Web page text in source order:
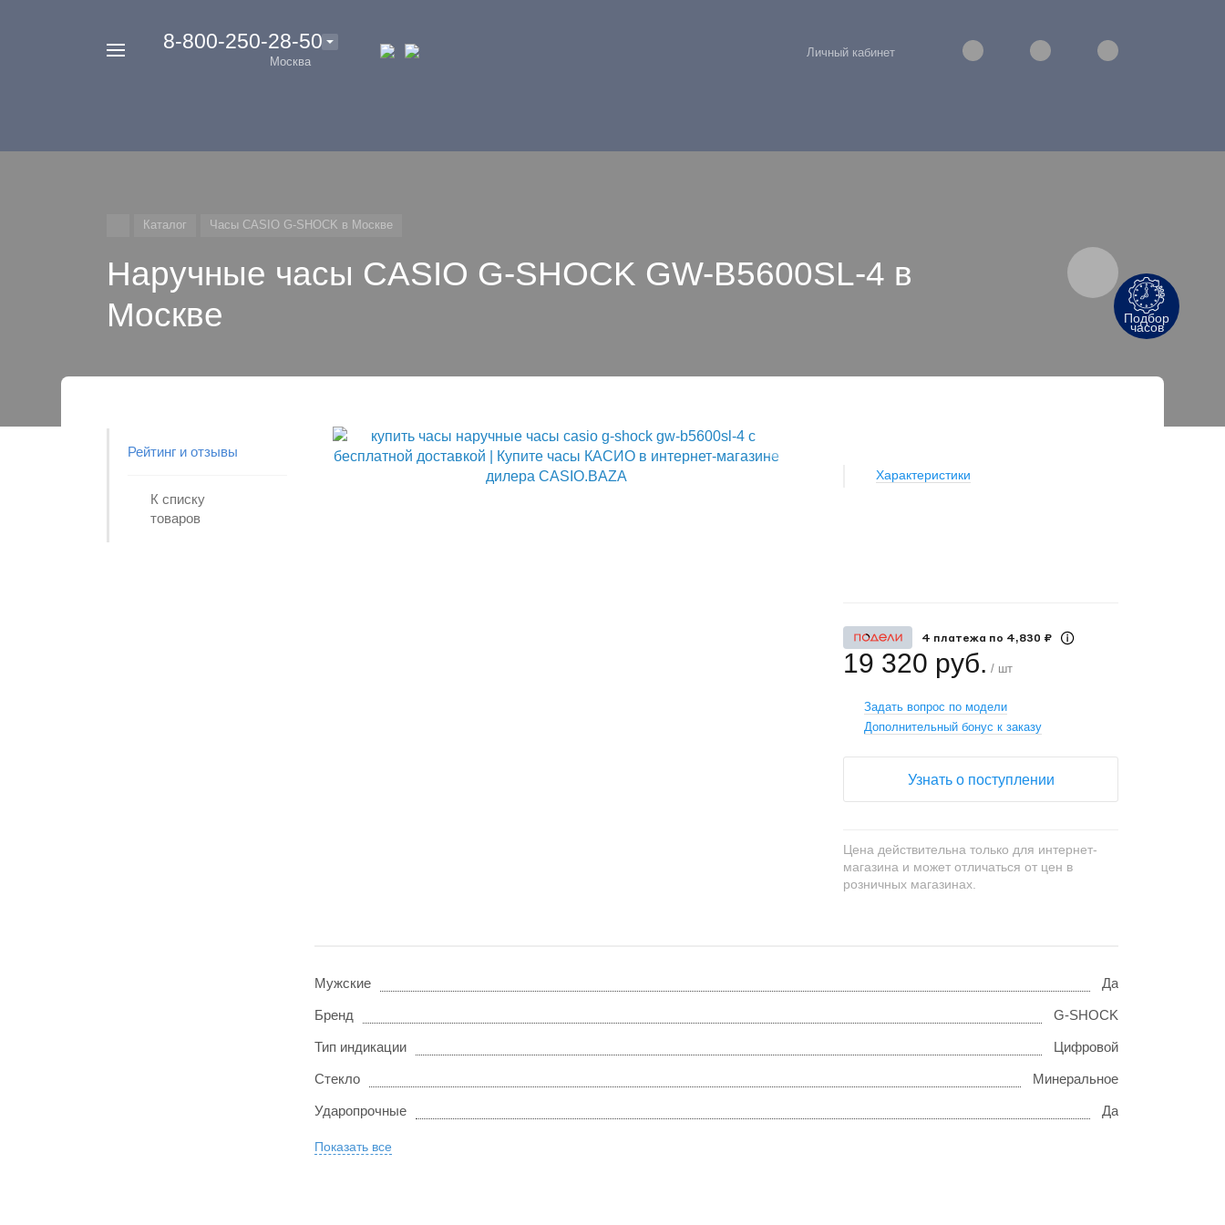
‭8-800-250-28-50
Москва
Личный кабинет
Каталог Часы CASIO G-SHOCK в Москве
Наручные часы CASIO G-SHOCK GW-B5600SL-4 в
Москве
Рейтинг и отзывы
К списку
товаров
Характеристики
4 платежа по 4,830 ₽
19 320 руб. / шт
Задать вопрос по модели
Дополнительный бонус к заказу
Узнать о поступлении
Цена действительна только для интернет-
магазина и может отличаться от цен в
розничных магазинах.
Мужские Да
Бренд G-SHOCK
Тип индикации Цифровой
Стекло Минеральное
Ударопрочные Да
Показать все
Подбор
часов